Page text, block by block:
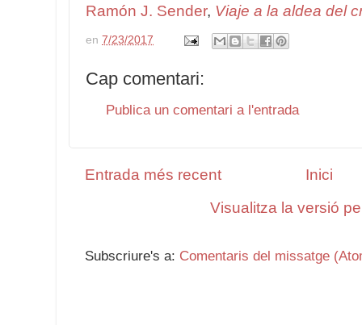
Ramón J. Sender, Viaje a la aldea del
en 7/23/2017
Cap comentari:
Publica un comentari a l'entrada
Entrada més recent
Inici
Visualitza la versió
Subscriure's a: Comentaris del missatge